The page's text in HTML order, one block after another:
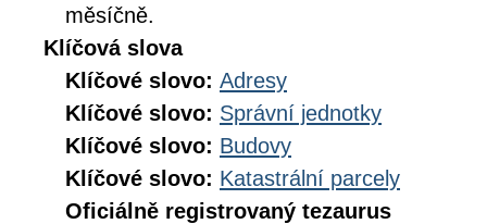
měsíčně.
Klíčová slova
Klíčové slovo: Adresy
Klíčové slovo: Správní jednotky
Klíčové slovo: Budovy
Klíčové slovo: Katastrální parcely
Oficiálně registrovaný tezaurus